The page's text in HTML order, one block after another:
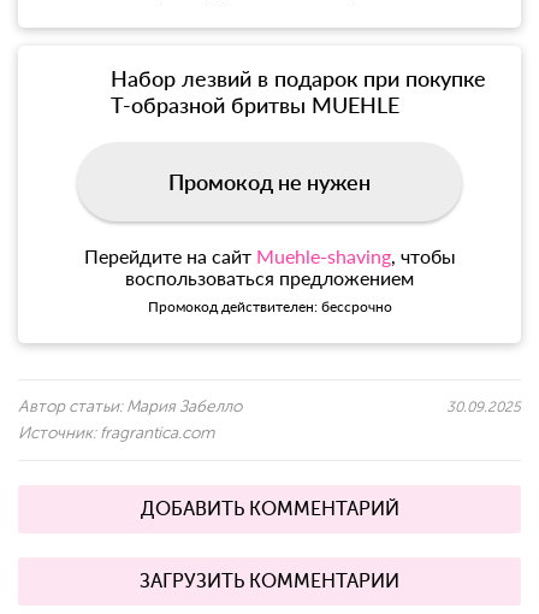
Набор лезвий в подарок при покупке
Т-образной бритвы MUEHLE
Промокод не нужен
Перейдите на сайт Muehle-shaving, чтобы
воспользоваться предложением
Промокод действителен: бессрочно
Автор статьи: Мария Забелло
Источник: fragrantica.com
30.09.2025
ДОБАВИТЬ КОММЕНТАРИЙ
ЗАГРУЗИТЬ КОММЕНТАРИИ